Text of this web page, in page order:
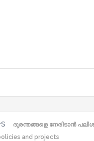
ദുരന്തങ്ങളെ നേരിടാൻ
and projects